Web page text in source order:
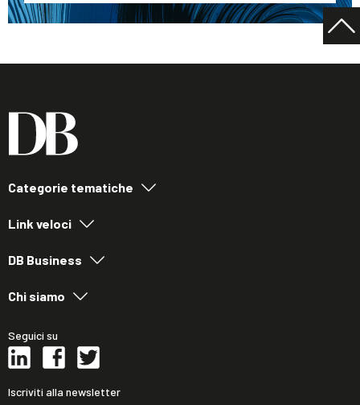
Categorie tematiche
Link veloci
DB Business
Chi siamo
Seguici su
Iscriviti alla newsletter